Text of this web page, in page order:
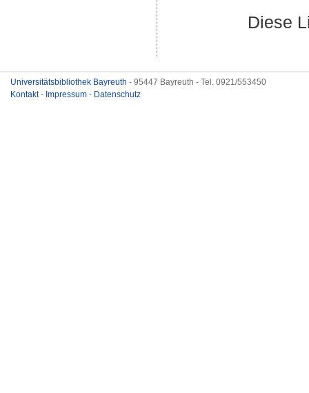
Diese
Universitätsbibliothek Bayreuth - 95447 Bayreuth - Tel. 0921/553450
Kontakt- Impressum - Datenschutz